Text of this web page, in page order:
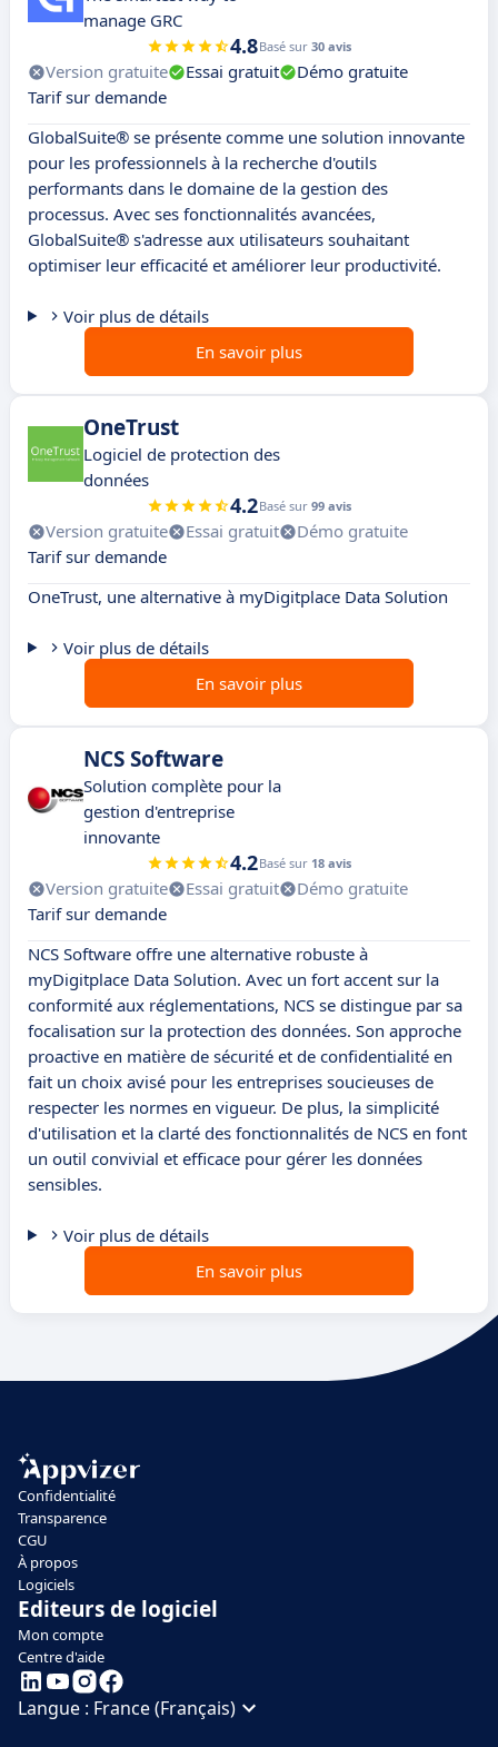
manage GRC
4.8Basé sur 30 avis
Version gratuite Essai gratuit
Démo gratuite
Tarif sur demande
GlobalSuite® se présente comme une solution innovante
pour les professionnels à la recherche d'outils
performants dans le domaine de la gestion des
processus. Avec ses fonctionnalités avancées,
GlobalSuite® s'adresse aux utilisateurs souhaitant
optimiser leur efficacité et améliorer leur productivité.
Voir plus de détails
En savoir plus
OneTrust
Logiciel de protection des
données
4.2Basé sur 99 avis
Version gratuite Essai gratuit
Démo gratuite
Tarif sur demande
OneTrust, une alternative à myDigitplace Data Solution
Voir plus de détails
En savoir plus
NCS Software
Solution complète pour la
gestion d'entreprise
innovante
4.2Basé sur 18 avis
Version gratuite Essai gratuit
Démo gratuite
Tarif sur demande
NCS Software offre une alternative robuste à
myDigitplace Data Solution. Avec un fort accent sur la
conformité aux réglementations, NCS se distingue par sa
focalisation sur la protection des données. Son approche
proactive en matière de sécurité et de confidentialité en
fait un choix avisé pour les entreprises soucieuses de
respecter les normes en vigueur. De plus, la simplicité
d'utilisation et la clarté des fonctionnalités de NCS en font
un outil convivial et efficace pour gérer les données
sensibles.
Voir plus de détails
En savoir plus
Confidentialité
Transparence
CGU
À propos
Logiciels
Editeurs de logiciel
Mon compte
Centre d'aide
Langue : France (Français)